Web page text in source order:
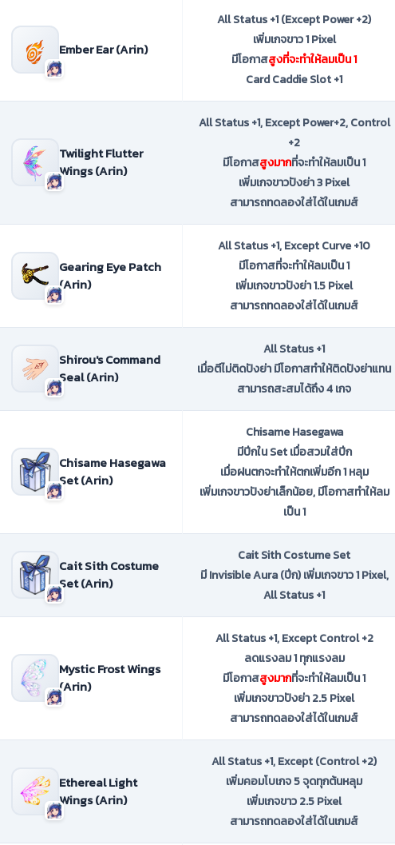
Ember Ear (Arin)
All Status +1 (Except Power +2)
เพิ่มเกจขาว 1 Pixel
มีโอกาสสูงที่จะทำให้ลมเป็น 1
Card Caddie Slot +1
Twilight Flutter
Wings (Arin)
All Status +1, Except Power+2, Control
+2
มีโอกาสสูงมากที่จะทำให้ลมเป็น 1
เพิ่มเกจขาวปังย่า 3 Pixel
สามารถทดลองใส่ได้ในเกมส์
Gearing Eye Patch
(Arin)
All Status +1, Except Curve +10
มีโอกาสที่จะทำให้ลมเป็น 1
เพิ่มเกจขาวปังย่า 1.5 Pixel
สามารถทดลองใส่ได้ในเกมส์
Shirou's Command
Seal (Arin)
All Status +1
เมื่อตีไม่ติดปังย่า มีโอกาสทำให้ติดปังย่าแทน
สามารถสะสมได้ถึง 4 เกจ
Chisame Hasegawa
Set (Arin)
Chisame Hasegawa
มีปีกใน Set เมื่อสวมใส่ปีก
เมื่อฝนตกจะทำให้ตกเพิ่มอีก 1 หลุม
เพิ่มเกจขาวปังย่าเล็กน้อย, มีโอกาสทำให้ลม
เป็น 1
Cait Sith Costume
Set (Arin)
Cait Sith Costume Set
มี Invisible Aura (ปีก) เพิ่มเกจขาว 1 Pixel,
All Status +1
Mystic Frost Wings
(Arin)
All Status +1, Except Control +2
ลดแรงลม 1 ทุกแรงลม
มีโอกาสสูงมากที่จะทำให้ลมเป็น 1
เพิ่มเกจขาวปังย่า 2.5 Pixel
สามารถทดลองใส่ได้ในเกมส์
Ethereal Light
Wings (Arin)
All Status +1, Except (Control +2)
เพิ่มคอมโบเกจ 5 จุดทุกต้นหลุม
เพิ่มเกจขาว 2.5 Pixel
สามารถทดลองใส่ได้ในเกมส์